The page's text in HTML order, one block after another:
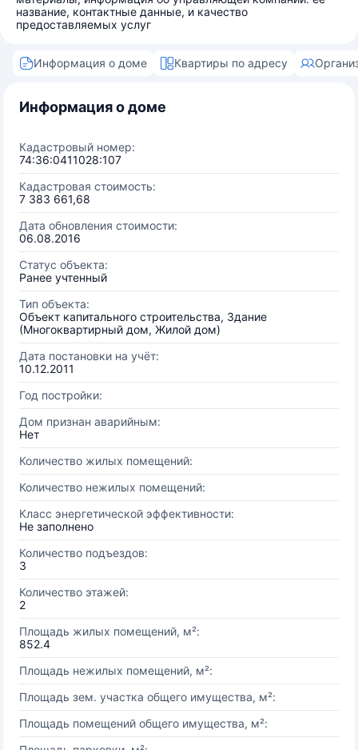
название, контактные данные, и качество
предоставляемых услуг
Информация о доме Квартиры по адресу
Информация о доме
Кадастровый номер:
74:36:0411028:107
Кадастровая стоимость:
7 383 661,68
Дата обновления стоимости:
06.08.2016
Статус объекта:
Ранее учтенный
Тип объекта:
Объект капитального строительства, Здание
(Многоквартирный дом, Жилой дом)
Дата постановки на учёт:
10.12.2011
Год постройки:
Дом признан аварийным:
Нет
Количество жилых помещений:
Количество нежилых помещений:
Класс энергетической эффективности:
Не заполнено
Количество подъездов:
3
Количество этажей:
2
Площадь жилых помещений, м²:
852.4
Площадь нежилых помещений, м²:
Площадь зем. участка общего имущества, м²:
Площадь помещений общего имущества, м²: